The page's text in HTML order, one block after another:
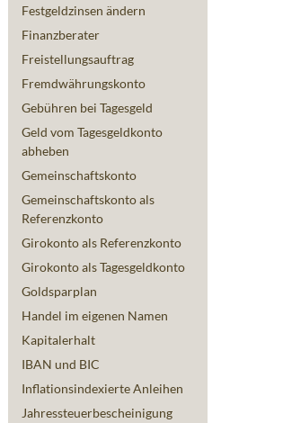
Festgeldzinsen ändern
Finanzberater
Freistellungsauftrag
Fremdwährungskonto
Gebühren bei Tagesgeld
Geld vom Tagesgeldkonto
abheben
Gemeinschaftskonto
Gemeinschaftskonto als
Referenzkonto
Girokonto als Referenzkonto
Girokonto als Tagesgeldkonto
Goldsparplan
Handel im eigenen Namen
Kapitalerhalt
IBAN und BIC
Inflationsindexierte Anleihen
Jahressteuerbescheinigung